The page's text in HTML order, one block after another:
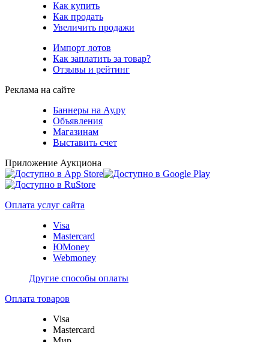
Как купить
Как продать
Увеличить продажи
Импорт лотов
Как заплатить за товар?
Отзывы и рейтинг
Реклама на сайте
Баннеры на Ау.ру
Объявления
Магазинам
Выставить счет
Приложение Аукциона
Оплата услуг сайта
Visa
Mastercard
ЮMoney
Webmoney
Другие способы оплаты
Оплата товаров
Visa
Mastercard